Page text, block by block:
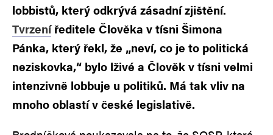
lobbistů, který odkrývá zásadní zjištění.
Tvrzeníředitele Člověka v tísni Šimona
Pánka, který řekl, že „neví, co je to politická
neziskovka,“ bylo lživé a Člověk v tísni velmi
intenzivně lobbuje u politiků. Má tak vliv na
mnoho oblastí v české legislativě.